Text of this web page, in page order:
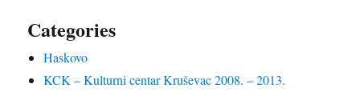
Categories
Haskovo
KCK – Kulturni centar Kruševac 2008. – 2013.